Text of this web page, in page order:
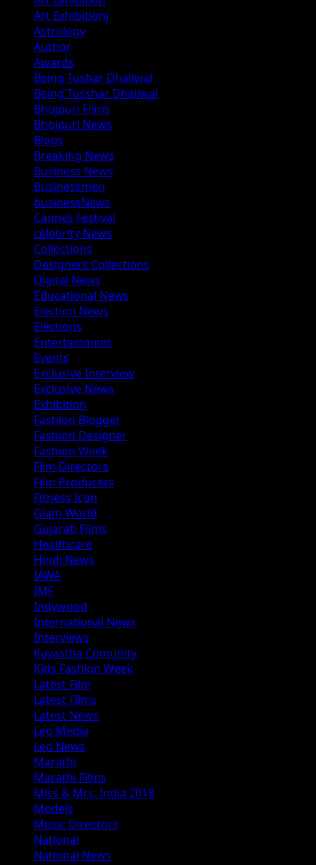
Art Exhibitionj
Astrology
Author
Awards
Being Tushar Dhaliwal
Being Tusshar Dhaliwal
Bhojpuri Films
Bhojpuri News
Blogs
Breaking News
Business News
Businessmen
businessNews
Cannes Festival
celebrity News
Collections
Designers Collections
Digital News
Educational News
Election News
Elections
Entertainment
Events
Exclusive Interview
Exclusive News
Exhibition
Fashion Blogger
Fashion Designer
Fashion Week
Film Directors
Film Producers
Fitness Icon
Glam World
Gujarati Films
Healthcare
Hindi News
IAWA
IMF
Indywood
International News
Interviews
Kayastha Comunity
Kids Fashion Week
Latest Film
Latest Films
Latest News
Leo Media
Leo News
Marathi
Marathi Films
Miss & Mrs. India 2018
Models
Music Directors
National
National News